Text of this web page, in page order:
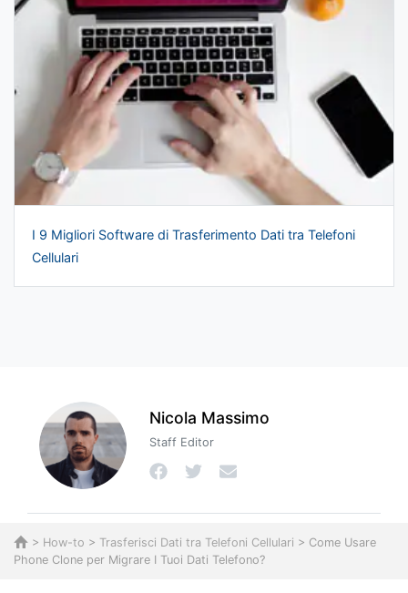
I 9 Migliori Software di Trasferimento Dati tra Telefoni
Cellulari
Nicola Massimo
Staff Editor
> How-to > Trasferisci Dati tra Telefoni Cellulari > Come Usare
Phone Clone per Migrare I Tuoi Dati Telefono?